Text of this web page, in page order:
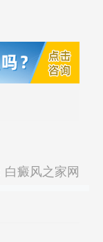
白癜风之家网